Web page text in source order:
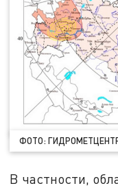
ФОТО:
В частности,